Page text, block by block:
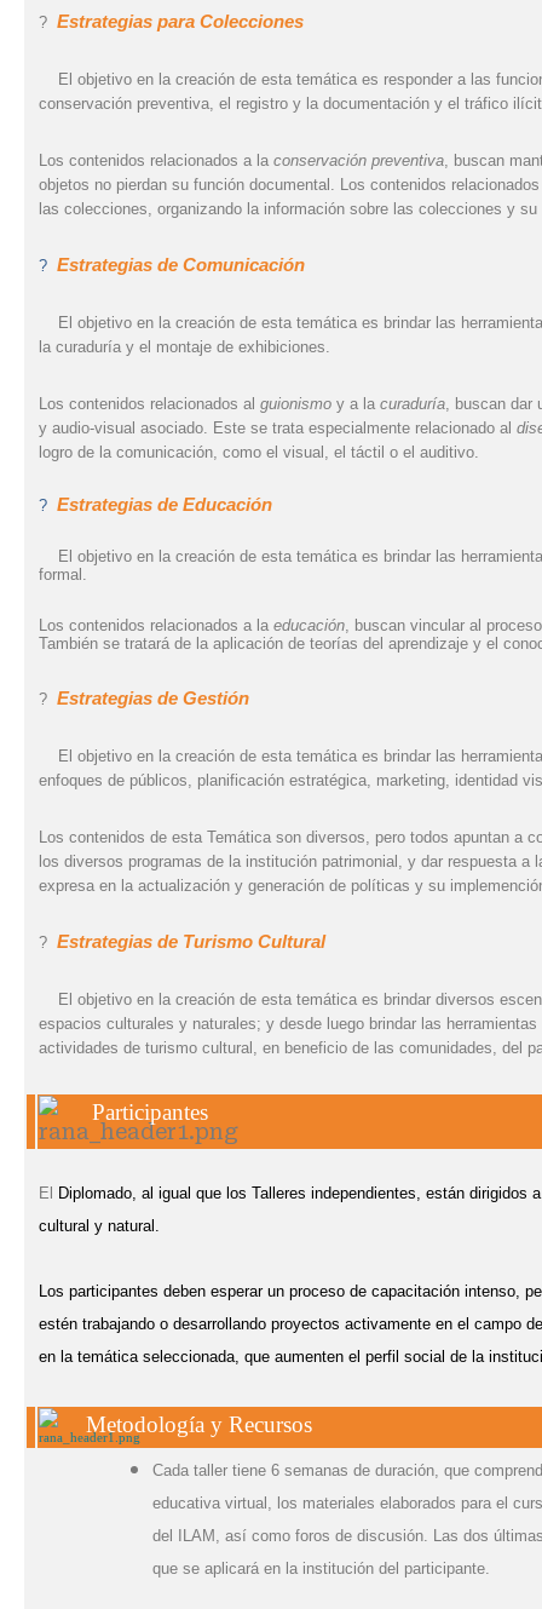
? Estrategias para Colecciones
El objetivo en la creación de esta temática es responder a las
conservación preventiva, el registro y la documentación y el tráfico
Los contenidos relacionados a la conservación preventiva, buscan
objetos no pierdan su función documental. Los contenidos
las colecciones, organizando la información sobre las colecciones y
? Estrategias de Comunicación
El objetivo en la creación de esta temática es brindar las
la curaduría y el montaje de exhibiciones.
Los contenidos relacionados al guionismo y a la curaduría, buscan dar
y audio-visual asociado. Este se trata especialmente relacionado al
logro de la comunicación, como el visual, el táctil o el auditivo.
? Estrategias de Educación
El objetivo en la creación de esta temática es brindar las
formal.
Los contenidos relacionados a la educación, buscan vincular al
También se tratará de la aplicación de teorías del aprendizaje y el
? Estrategias de Gestión
El objetivo en la creación de esta temática es brindar las
enfoques de públicos, planificación estratégica, marketing, identidad
Los contenidos de esta Temática son diversos, pero todos apuntan a
los diversos programas de la institución patrimonial, y dar respuesta
expresa en la actualización y generación de políticas y su
? Estrategias de Turismo Cultural
El objetivo en la creación de esta temática es brindar diversos
espacios culturales y naturales; y desde luego brindar las
actividades de turismo cultural, en beneficio de las comunidades, del
Participantes
El
Diplomado, al igual que los Talleres independientes, están
cultural y natural.
Los participantes deben esperar un proceso de capacitación intenso,
estén trabajando o desarrollando proyectos activamente en el campo
en la temática seleccionada, que aumenten el perfil social de la
Metodología y Recursos
Cada taller tiene 6 semanas de duración, que
educativa virtual, los materiales elaborados para el
del ILAM, así como foros de discusión. Las dos
que se aplicará en la institución del participante.